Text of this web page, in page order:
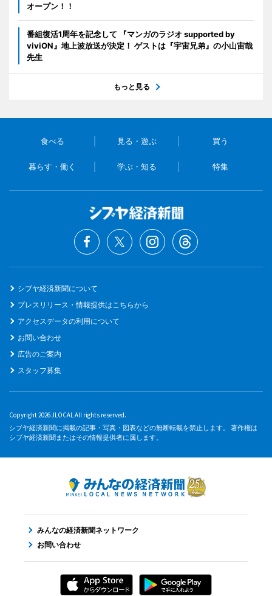
オープン！！
番組復活1周年を記念して 『マンガのラジオ supported by
viviON』地上波放送が決定！ ゲストは『宇宙兄弟』の小山宙哉
先生
もっと見る
食べる 見る・遊ぶ 買う
暮らす・働く 学ぶ・知る 特集
シブヤ経済新聞について
プレスリリース・情報提供はこちらから
アクセスデータの利用について
お問い合わせ
広告のご案内
スタッフ募集
Copyright 2026 JLOCAL All rights reserved.
シブヤ経済新聞に掲載の記事・写真・図表などの無断転載を禁止します。 著作権は
シブヤ経済新聞またはその情報提供者に属します。
みんなの経済新聞ネットワーク
お問い合わせ